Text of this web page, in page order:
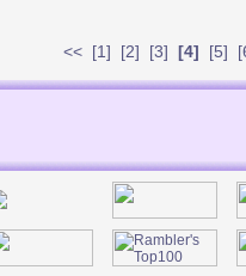
<<[1] [2] [3] [4] [5] [